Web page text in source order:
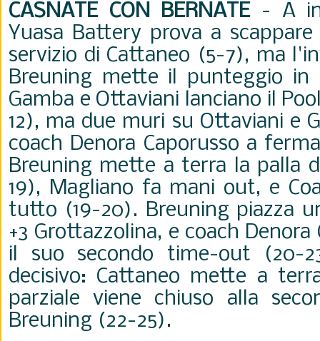
CASNATE CON BERNATE- A
Yuasa Battery prova a
servizio di Cattaneo (5-7), ma
Breuning mette il punteggio
Gamba e Ottaviani lanciano il
12), ma due muri su Ottaviani e
coach Denora Caporusso a
Breuning mette a terra la palla
19), Magliano fa mani out, e
tutto (19-20). Breuning piazza
+3 Grottazzolina, e coach Denora
il suo secondo time-out (20-
decisivo: Cattaneo mette a
parziale viene chiuso alla
Breuning (22-25).